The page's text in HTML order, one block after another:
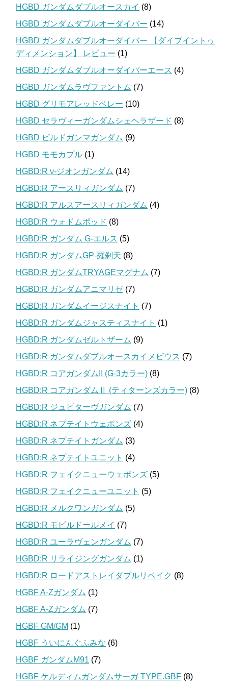
HGBD ガンダムダブルオースカイ (8)
HGBD ガンダムダブルオーダイバー (14)
HGBD ガンダムダブルオーダイバー 【ダイブイントゥ
ディメンション】 レビュー (1)
HGBD ガンダムダブルオーダイバーエース (4)
HGBD ガンダムラヴファントム (7)
HGBD グリモアレッドベレー (10)
HGBD セラヴィーガンダムシェヘラザード (8)
HGBD ビルドガンマガンダム (9)
HGBD モモカプル (1)
HGBD:R ν-ジオンガンダム (14)
HGBD:R アースリィガンダム (7)
HGBD:R アルスアースリィガンダム (4)
HGBD:R ウォドムポッド (8)
HGBD:R ガンダム G-エルス (5)
HGBD:R ガンダムGP-羅刹天 (8)
HGBD:R ガンダムTRYAGEマグナム (7)
HGBD:R ガンダムアニマリゼ(7)
HGBD:R ガンダムイージスナイト (7)
HGBD:R ガンダムジャスティスナイト (1)
HGBD:R ガンダムゼルトザーム (9)
HGBD:R ガンダムダブルオースカイメビウス (7)
HGBD:R コアガンダムII (G-3カラー) (8)
HGBD:R コアガンダムⅡ (ティターンズカラー) (8)
HGBD:R ジュピターヴガンダム (7)
HGBD:R ネプテイトウェポンズ (4)
HGBD:R ネプテイトガンダム (3)
HGBD:R ネプテイトユニット (4)
HGBD:R フェイクニューウェポンズ (5)
HGBD:R フェイクニューユニット (5)
HGBD:R メルクワンガンダム (5)
HGBD:R モビルドールメイ (7)
HGBD:R ユーラヴェンガンダム (7)
HGBD:R リライジングガンダム (1)
HGBD:R ロードアストレイダブルリベイク (8)
HGBF A-Zガンダム (1)
HGBF A-Zガンダム (7)
HGBF GM/GM (1)
HGBF ういにんぐふみな (6)
HGBF ガンダムM91 (7)
HGBF ケルディムガンダムサーガ TYPE.GBF (8)